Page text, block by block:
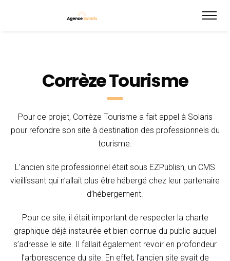
Corrèze Tourisme
Pour ce projet, Corrèze Tourisme a fait appel à Solaris
pour refondre son site à destination des professionnels du
tourisme.
L’ancien site professionnel était sous EZPublish, un CMS
vieillissant qui n’allait plus être hébergé chez leur partenaire
d’hébergement.
Pour ce site, il était important de respecter la charte
graphique déjà instaurée et bien connue du public auquel
s’adresse le site. Il fallait également revoir en profondeur
l’arborescence du site. En effet, l’ancien site avait de